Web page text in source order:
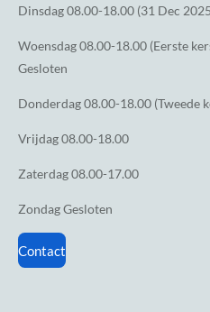
Dinsdag08.00-18.00 (31 Dec
Woensdag08.00-18.00 (Eerste
Gesloten
Donderdag08.00-18.00 (Tweede
Vrijdag08.00-18.00
Zaterdag08.00-17.00
ZondagGesloten
Contact